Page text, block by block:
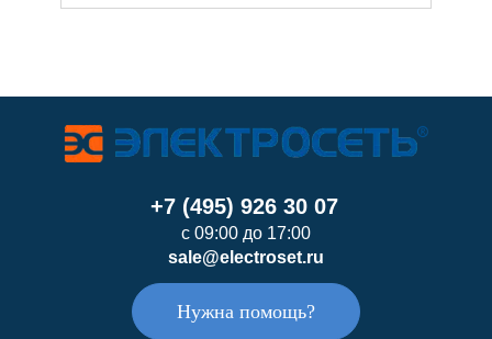
+7 (495) 926 30 07
с 09:00 до 17:00
sale@electroset.ru
Нужна помощь?